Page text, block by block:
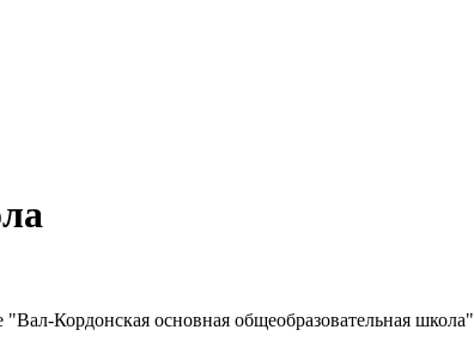
Кордонская основная общеобразовательная школа"